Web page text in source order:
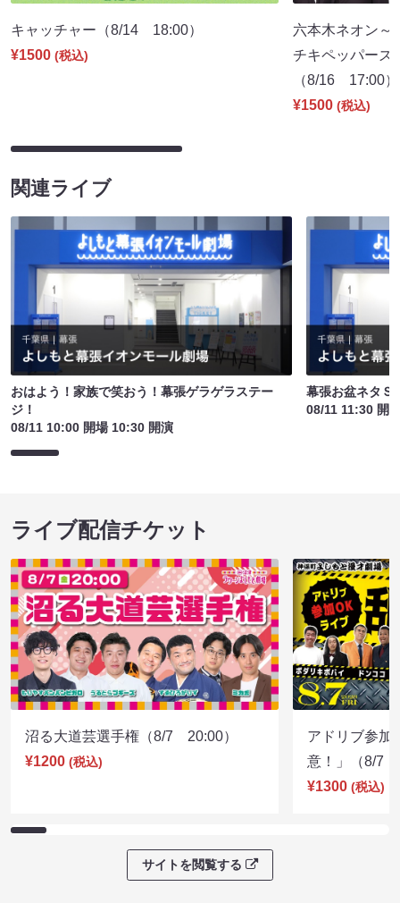
キャッチャー（8/14 18:00）
¥1500 (税込)
六本木ネオン～
チキペッパーズ
（8/16 17:00）
¥1500 (税込)
関連ライブ
おはよう！家族で笑おう！幕張ゲラゲラステー
ジ！
08/11 10:00 開場 10:30 開演
幕張お盆ネタＳ
08/11 11:30 開
ライブ配信チケット
沼る大道芸選手権（8/7 20:00）
¥1200 (税込)
アドリブ参加
意！」（8/7
¥1300 (税込)
サイトを閲覧する